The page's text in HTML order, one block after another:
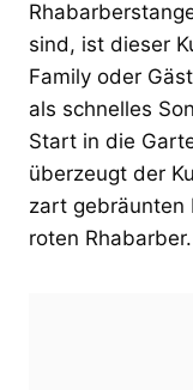
sind, ist dieser
Family oder
als schnelles
Start in die
überzeugt der
zart gebräunten
roten Rhabarber.